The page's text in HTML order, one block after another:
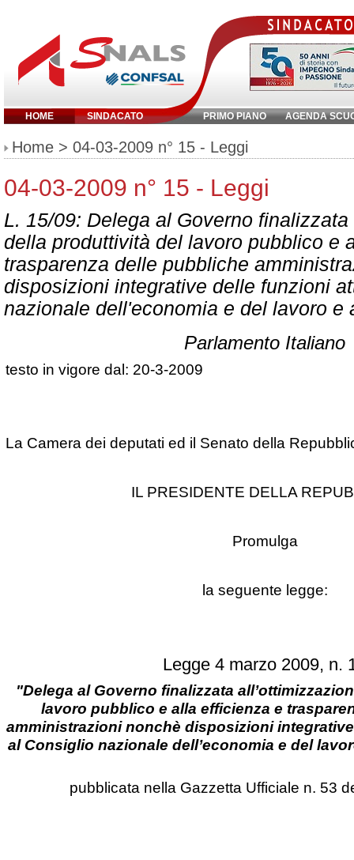
HOME SINDACATO PRIMO PIANO AGENDA
Inserisci parola chiave:
Home > 04-03-2009 n° 15 - Leggi
04-03-2009 n° 15 - Leggi
L. 15/09: Delega al Governo
della produttività del lavoro pubblico e
trasparenza delle pubbliche
disposizioni integrative delle funzioni
nazionale dell'economia e del lavoro e
Parlamento Italiano
testo in vigore dal: 20-3-2009
La Camera dei deputati ed il Senato della
IL PRESIDENTE DELLA
Promulga
la seguente legge:
Legge 4 marzo 2009, n.
"Delega al Governo finalizzata
lavoro pubblico e alla efficienza e
amministrazioni nonchè disposizioni
al Consiglio nazionale dell’economia e del
pubblicata nella Gazzetta Ufficiale n. 53